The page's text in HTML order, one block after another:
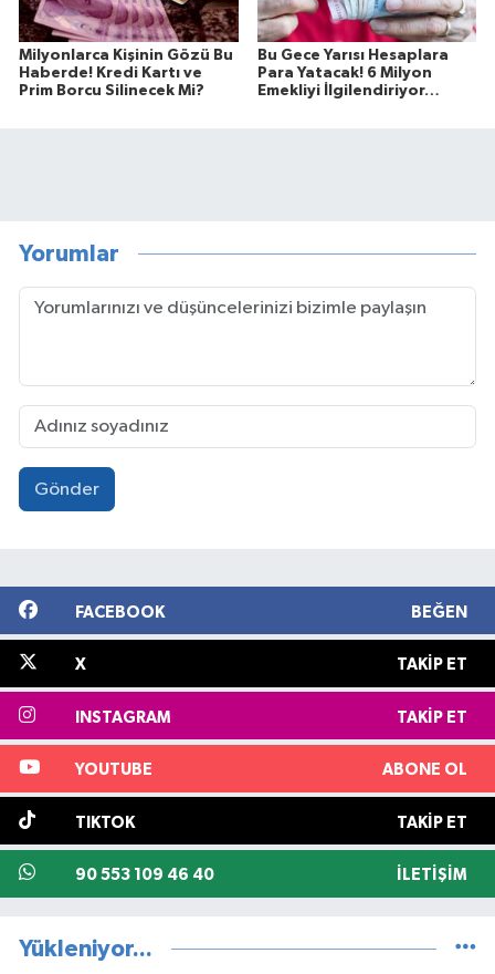
Milyonlarca Kişinin Gözü Bu
Haberde! Kredi Kartı ve
Prim Borcu Silinecek Mi?
Bu Gece Yarısı Hesaplara
Para Yatacak! 6 Milyon
Emekliyi İlgilendiriyor…
Yorumlar
Gönder
FACEBOOK BEĞEN
X TAKIP ET
INSTAGRAM TAKIP ET
YOUTUBE ABONE OL
TIKTOK TAKIP ET
90 553 109 46 40 İLETIŞIM
Yükleniyor...